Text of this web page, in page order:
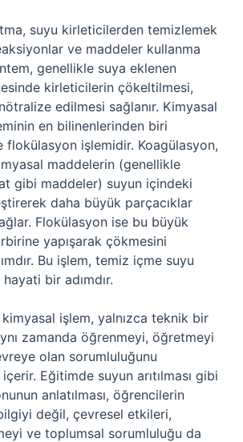
suyu kirleticilerden temizlemek
ve maddeler kullanma
genellikle suya eklenen
kirleticilerin çökeltilmesi,
edilmesi sağlanır. Kimyasal
en bilinenlerinden biri
flokülasyon işlemidir. Koagülasyon,
maddelerin (genellikle
gibi maddeler) suyun içindeki
daha büyük parçacıklar
Flokülasyon ise bu büyük
yapışarak çökmesini
Bu işlem, temiz içme suyu
bir adımdır.
işlem, yalnızca teknik bir
zamanda öğrenmeyi, öğretmeyi
olan sorumluluğunu
içerir. Eğitimde suyun arıtılması gibi
anlatılması, öğrencilerin
değil, çevresel etkileri,
ve toplumsal sorumluluğu da